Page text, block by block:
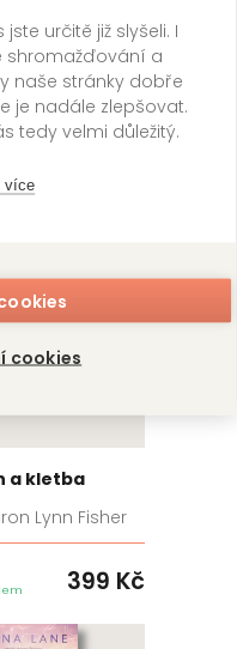
určitě již slyšeli. I
shromažďování a
naše stránky dobře
je nadále zlepšovat.
tedy velmi důležitý.
více
cookies
u jezera
G. Miller
399Kč
a kletba
Lynn Fisher
399 Kč